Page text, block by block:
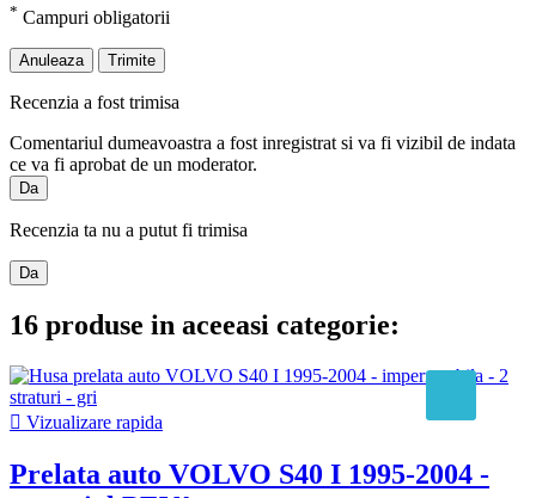
* Campuri obligatorii
Anuleaza Trimite
Recenzia a fost trimisa
Comentariul dumeavoastra a fost inregistrat si va fi vizibil de indata
ce va fi aprobat de un moderator.
Da
Recenzia ta nu a putut fi trimisa
Da
16 produse in aceeasi categorie:
 Vizualizare rapida
Prelata auto VOLVO S40 I 1995-2004 -